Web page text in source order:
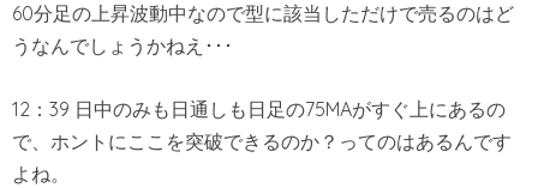
60分足の上昇波動中なので型に該当しただけで売るのはど
うなんでしょうかねえ･･･
12：39 日中のみも日通しも日足の75MAがすぐ上にあるの
で、ホントにここを突破できるのか？ってのはあるんです
よね。